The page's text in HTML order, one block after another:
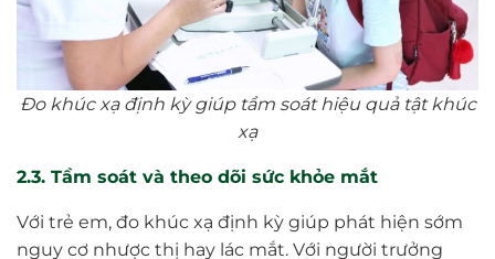
Đo khúc xạ định kỳ giúp tầm soát hiệu quả tật khúc
xạ
2.3. Tầm soát và theo dõi sức khỏe mắt
Với trẻ em, đo khúc xạ định kỳ giúp phát hiện sớm
nguy cơ nhược thị hay lác mắt. Với người trưởng